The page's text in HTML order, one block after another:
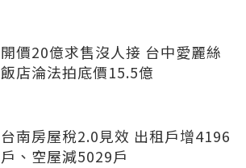
開價20億求售沒人接 台中愛麗絲
飯店淪法拍底價15.5億
台南房屋稅2.0見效 出租戶增4196
戶、空屋減5029戶